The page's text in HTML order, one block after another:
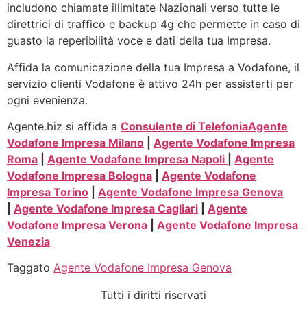
includono chiamate illimitate Nazionali verso tutte le
direttrici di traffico e backup 4g che permette in caso di
guasto la reperibilità voce e dati della tua Impresa.
Affida la comunicazione della tua Impresa a Vodafone, il
servizio clienti Vodafone è attivo 24h per assisterti per
ogni evenienza.
Agente.biz si affida a Consulente di TelefoniaAgente
Vodafone Impresa Milano
Agente Vodafone Impresa
Roma
Agente Vodafone Impresa Napoli
Agente
Vodafone Impresa Bologna
Agente Vodafone
Impresa Torino
Agente Vodafone Impresa Genova
Agente Vodafone Impresa Cagliari
Agente
Vodafone Impresa Verona
Agente Vodafone Impresa
Venezia
Taggato Agente Vodafone Impresa Genova
Tutti i diritti riservati